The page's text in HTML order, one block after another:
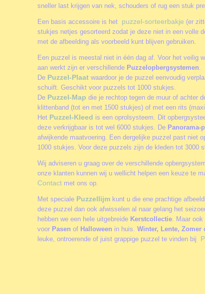
sneller last krijgen van nek, schouders of rug een stuk
Een basis accessoire is het puzzel-sorteerbakje (er
stukjes netjes gesorteerd zodat je deze niet in een volle
met de afbeelding als voorbeeld kunt blijven gebruiken.
Een puzzel is meestal niet in één dag af. Voor het veilig
aan werkt zijn er verschillende Puzzelopbergsystemen.
De Puzzel-Plaat waardoor je de puzzel eenvoudig
schuift. Geschikt voor puzzels tot 1000 stukjes.
De Puzzel-Map die je rechtop tegen de muur of achter
klittenband (tot en met 1500 stukjes) of met een rits
Het Puzzel-Kleed is een oprolsysteem. Dit
deze verkrijgbaar is tot wel 6000 stukjes. De Panorama-
afwijkende maatvoering. Een dergelijke puzzel past niet
1000 stukjes. Voor deze puzzels zijn de kleden tot 3000
Wij adviseren u graag over de verschillende
onze klanten kunnen wij u wellicht helpen een keuze te
Contact met ons op.
Met speciale Puzzellijm kunt u die ene prachtige
deze puzzel dan ook afwisselen al naar gelang het
hebben we een hele uitgebreide Kerstcollectie. Maar
voor Pasen of Halloween in huis. Winter, Lente, Zomer
leuke, ontroerende of juist grappige puzzel te vinden bij